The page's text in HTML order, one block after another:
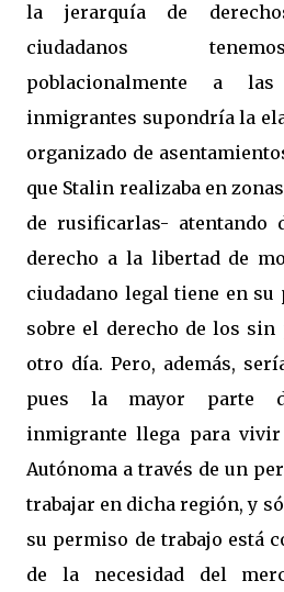
la jerarquía de
ciudadanos
poblacionalmente a
inmigrantes supondría la
organizado de
que Stalin realizaba en
de rusificarlas- atentando
derecho a la libertad de
ciudadano legal tiene en
sobre el derecho de los sin
otro día. Pero, además,
pues la mayor parte
inmigrante llega para vivir
Autónoma a través de un
trabajar en dicha región, y
su permiso de trabajo está
de la necesidad del